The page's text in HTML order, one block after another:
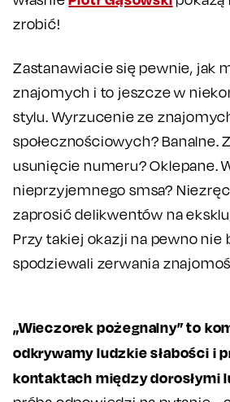
zrobić!
Zastanawiacie się pewnie, jak
znajomych i to jeszcze w
stylu. Wyrzucenie ze
społecznościowych? Banalne.
usunięcie numeru? Oklepane.
nieprzyjemnego smsa?
zaprosić delikwentów na
Przy takiej okazji na pewno nie
spodziewali zerwania
„Wieczorek pożegnalny” to
odkrywamy ludzkie słabości i
kontaktach między dorosłymi